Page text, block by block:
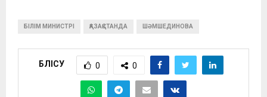
БІЛІМ МИНИСТРІ ҚАЗАҚСТАНДА ШӘМШЕДИНОВА
БӨЛІСУ 0 0